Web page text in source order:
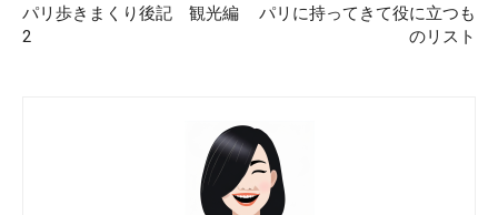
パリ歩きまくり後記 観光編
2
パリに持ってきて役に立つも
のリスト